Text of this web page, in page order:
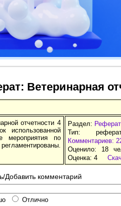
Ветеринарная
отчетности 4
использованной
мероприятия по
Раздел:
Тип:
Комментариев:
Оценило: 18
Оценка: 4
Добавить комментарий
Отлично